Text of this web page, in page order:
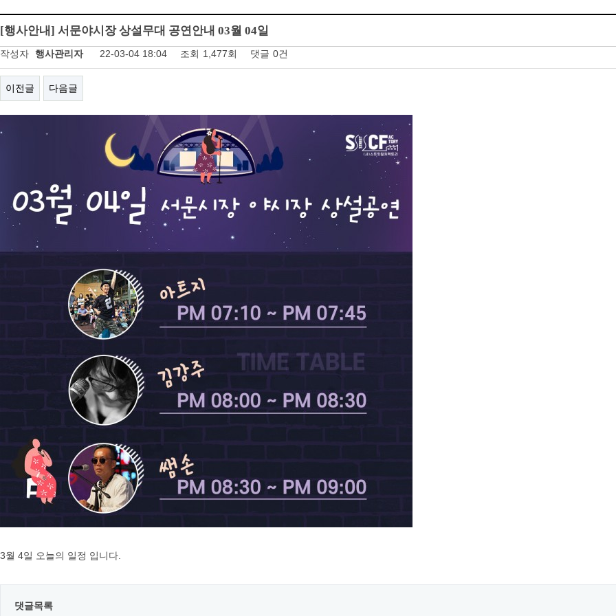
[행사안내] 서문야시장 상설무대 공연안내 03월 04일
작성자 행사관리자 22-03-04 18:04 조회 1,477회 댓글 0건
이전글 다음글
3월 4일 오늘의 일정 입니다.
댓글목록